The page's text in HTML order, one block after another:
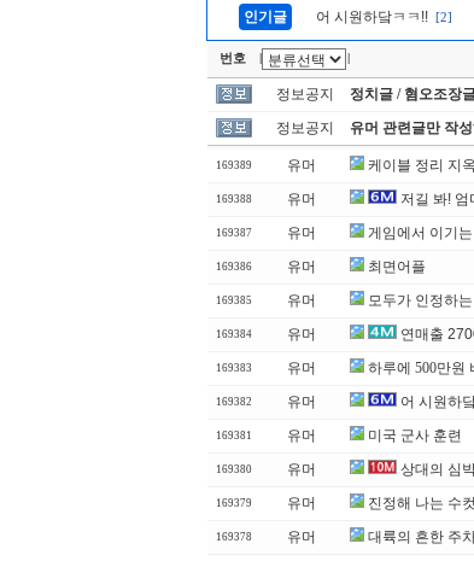
인기글 어 시원하닼ㅋㅋ!! [2]
번호
정보공지 정치글 / 혐오조장
정보공지 유머 관련글만 작
169389 유머 케이블 정리 지옥
169388 유머 저길 봐!
169387 유머 게임에서 이기는
169386 유머 최면어플
169385 유머 모두가 인정하
169384 유머 연매출
169383 유머 하루에 500만원
169382 유머 어 시원하
169381 유머 미국 군사 훈련
169380 유머 상대의 심
169379 유머 진정해 나는 수
169378 유머 대륙의 흔한 주